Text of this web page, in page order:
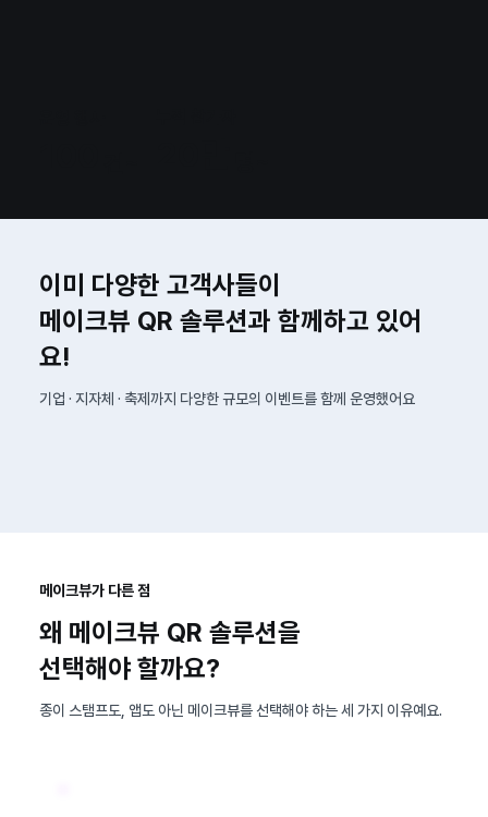
이미 다양한 고객사들이
메이크뷰 QR 솔루션과 함께하고 있어
요!
기업 · 지자체 · 축제까지 다양한 규모의 이벤트를 함께 운영했어요
메이크뷰가 다른 점
왜 메이크뷰 QR 솔루션을
선택해야 할까요?
종이 스탬프도, 앱도 아닌 메이크뷰를 선택해야 하는 세 가지 이유예요.